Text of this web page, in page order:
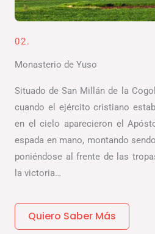
02.
Monasterio de Yuso
Situado de San Millán de la
cuando el ejército cristiano
en el cielo aparecieron el
espada en mano, montando
poniéndose al frente de las
la victoria…
Quiero Saber Más